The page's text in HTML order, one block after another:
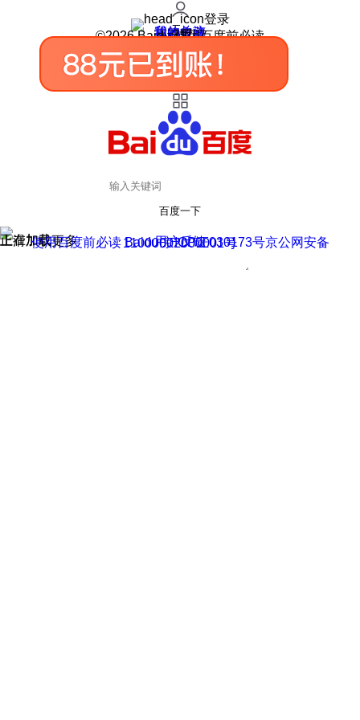
登录
我的关注
我的收藏
皮肤中心
用户反馈
设置
©2026 Baidu 使用百度前必读
百度一下
正在加载
上滑加载更多 用户反馈
使用百度前必读 Baidu 京ICP证030173号
京公网安备11000002000001号